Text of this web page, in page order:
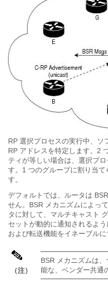
RP 選択プロセスの実行中、ソ
RP アドレスを特定します。2
ティが等しい場合は、選択プ
す。1 つのグループに割り当
す。
デフォルトでは、ルータは
せん。BSR メカニズムによっ
タに対して、マルチキャスト
セットが動的に通知されるよ
および転送機能をイネーブルに
（注）
BSR メカニズムは
能な、ベンダー共通